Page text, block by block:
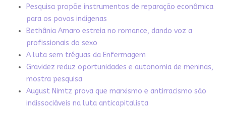
Pesquisa propõe instrumentos de reparação econômica
para os povos indígenas
Bethânia Amaro estreia no romance, dando voz a
profissionais do sexo
A luta sem tréguas da Enfermagem
Gravidez reduz oportunidades e autonomia de meninas,
mostra pesquisa
August Nimtz prova que marxismo e antirracismo são
indissociáveis na luta anticapitalista